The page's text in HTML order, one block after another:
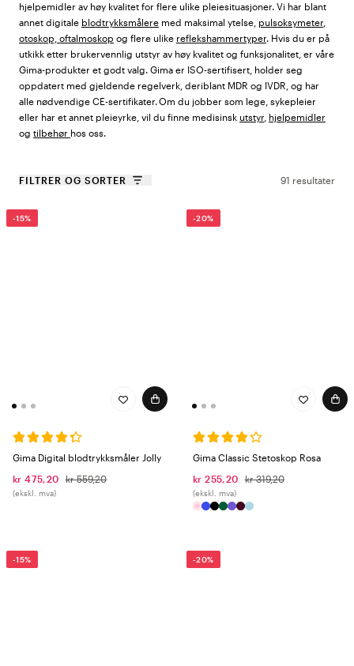
hjelpemidler av høy kvalitet for flere ulike pleiesituasjoner. Vi har blant
annet digitale blodtrykksmålere med maksimal ytelse, pulsoksymeter
otoskop, oftalmoskop og flere ulike reflekshammertyper. Hvis du er på
utkikk etter brukervennlig utstyr av høy kvalitet og funksjonalitet, er våre
Gima-produkter et godt valg. Gima er ISO-sertifisert, holder seg
oppdatert med gjeldende regelverk, deriblant MDR og IVDR, og har
alle nødvendige CE-sertifikater. Om du jobber som lege, sykepleier
eller har et annet pleieyrke, vil du finne medisinsk utstyr hjelpemidler
og tilbehør hos oss.
FILTRER OG SORTER 91 resultater
-15%
Gima Digital blodtrykksmåler Jolly
kr 475,20
kr 559,20
(ekskl. mva)
-20%
Gima Classic Stetoskop Rosa
kr 255,20
kr 319,20
(ekskl. mva)
-15% -20%